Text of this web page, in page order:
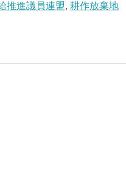
推進議員連盟, 耕作放棄地